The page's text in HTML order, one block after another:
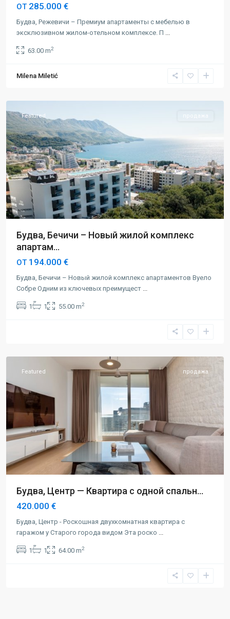
ОТ285.000 €
Будва, Режевичи – Премиум апартаменты с мебелью в
эксклюзивном жилом-отельном комплексе. П
63.00 m2
Milena Miletić
Бечичи ,
Featured продажа
Будва, Бечичи – Новый жилой комплекс
апартам...
ОТ194.000 €
Будва, Бечичи – Новый жилой комплекс апартаментов Вуело
Собре Одним из ключевых преимущест
1 1 55.00 m2
Featured продажа
Будва, Центр — Квартира с одной спальн...
420.000 €
Будва, Центр - Роскошная двухкомнатная квартира с
гаражом у Старого города видом Эта роско
1 1 64.00 m2